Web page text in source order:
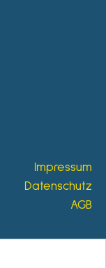
Impressum
Datenschutz
AGB